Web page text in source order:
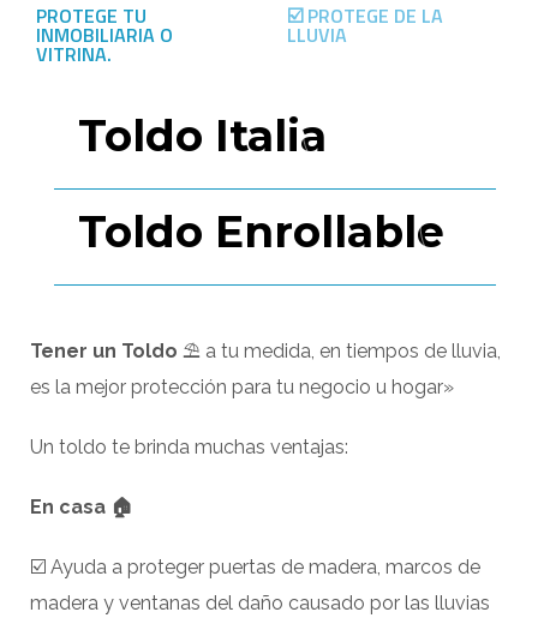
PROTEGE TU
INMOBILIARIA O
VITRINA.
☑️ PROTEGE DE LA
LLUVIA
Toldo Italia01
Toldo Enrollable
Tener un Toldo ⛱ a tu medida, en tiempos de lluvia,
es la mejor protección para tu negocio u hogar»
Un toldo te brinda muchas ventajas:
En casa 🏠
☑️ Ayuda a proteger puertas de madera, marcos de
madera y ventanas del daño causado por las lluvias